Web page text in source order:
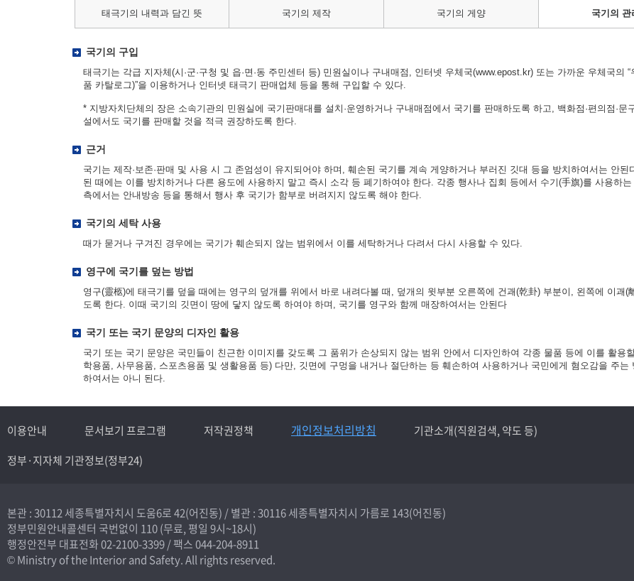
태극기의 내력과 담긴 뜻 국기의 제작 국기의 게양 국기의 관
국기의 구입
태극기는 각급 지자체(시·군·구청 및 읍·면·동 주민센터 등) 민원실이나 구내매점, 인터넷 우체국(www.epost.kr) 또는 가까운 우체국의 “
품 카탈로그)”을 이용하거나 인터넷 태극기 판매업체 등을 통해 구입할 수 있다.
* 지방자치단체의 장은 소속기관의 민원실에 국기판매대를 설치·운영하거나 구내매점에서 국기를 판매하도록 하고, 백화점·편의점·문
설에서도 국기를 판매할 것을 적극 권장하도록 한다.
근거
국기는 제작·보존·판매 및 사용 시 그 존엄성이 유지되어야 하며, 훼손된 국기를 계속 게양하거나 부러진 깃대 등을 방치하여서는 안된
된 때에는 이를 방치하거나 다른 용도에 사용하지 말고 즉시 소각 등 폐기하여야 한다. 각종 행사나 집회 등에서 수기(手旗)를 사용하는
측에서는 안내방송 등을 통해서 행사 후 국기가 함부로 버려지지 않도록 해야 한다.
국기의 세탁 사용
때가 묻거나 구겨진 경우에는 국기가 훼손되지 않는 범위에서 이를 세탁하거나 다려서 다시 사용할 수 있다.
영구에 국기를 덮는 방법
영구(靈柩)에 태극기를 덮을 때에는 영구의 덮개를 위에서 바로 내려다볼 때, 덮개의 윗부분 오른쪽에 건괘(乾卦) 부분이, 왼쪽에 이괘(
도록 한다. 이때 국기의 깃면이 땅에 닿지 않도록 하여야 하며, 국기를 영구와 함께 매장하여서는 안된다
국기 또는 국기 문양의 디자인 활용
국기 또는 국기 문양은 국민들이 친근한 이미지를 갖도록 그 품위가 손상되지 않는 범위 안에서 디자인하여 각종 물품 등에 이를 활용
학용품, 사무용품, 스포츠용품 및 생활용품 등) 다만, 깃면에 구멍을 내거나 절단하는 등 훼손하여 사용하거나 국민에게 혐오감을 주는
하여서는 아니 된다.
이용안내 문서보기 프로그램 저작권정책 개인정보처리방침
기관소개(직원검색, 약도 등)
정부·지자체 기관정보(정부24)
본관 : 30112 세종특별자치시 도움6로 42(어진동) /별관 : 30116 세종특별자치시 가름로 143(어진동)
정부민원안내콜센터 국번없이 110(무료, 평일 9시~18시)
행정안전부 대표전화02-2100-3399/ 팩스 044-204-8911
© Ministry of the Interior and Safety. All rights reserved.